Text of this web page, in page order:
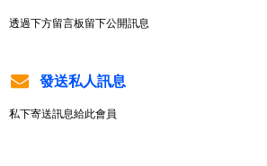
透過下方留言板留下公開訊息
發送私人訊息
私下寄送訊息給此會員